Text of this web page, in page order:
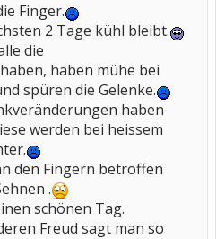
Finger.
2 Tage kühl bleibt.
die
haben mühe bei
spüren die Gelenke.
haben
werden bei heissem
den Fingern betroffen
.
schönen Tag.
Freud sagt man so